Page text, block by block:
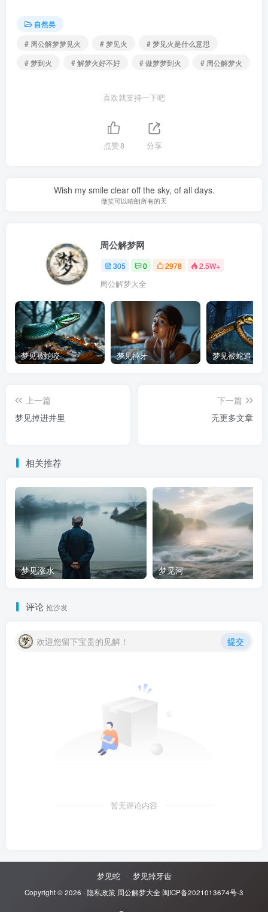
自然类
# 周公解梦梦见火
# 梦见火
# 梦见火是什么意思
# 梦到火
# 解梦火好不好 # 做梦梦到火 # 周公解梦火
喜欢就支持一下吧
点赞8 分享
Wish my smile clear off the sky, of all days.
微笑可以晴朗所有的天
周公解梦网
305 0 2978 2.5W+
周公解梦大全
梦见被蛇咬 梦见掉牙 梦见被蛇追
上一篇
梦见掉进井里
下一篇
无更多文章
相关推荐
梦见涨水 梦见河
评论 抢沙发
欢迎您留下宝贵的见解！ 提交
暂无评论内容
梦见蛇 梦见掉牙齿
Copyright © 2026 · 隐私政策 周公解梦大全 闽ICP备2021013674号-3